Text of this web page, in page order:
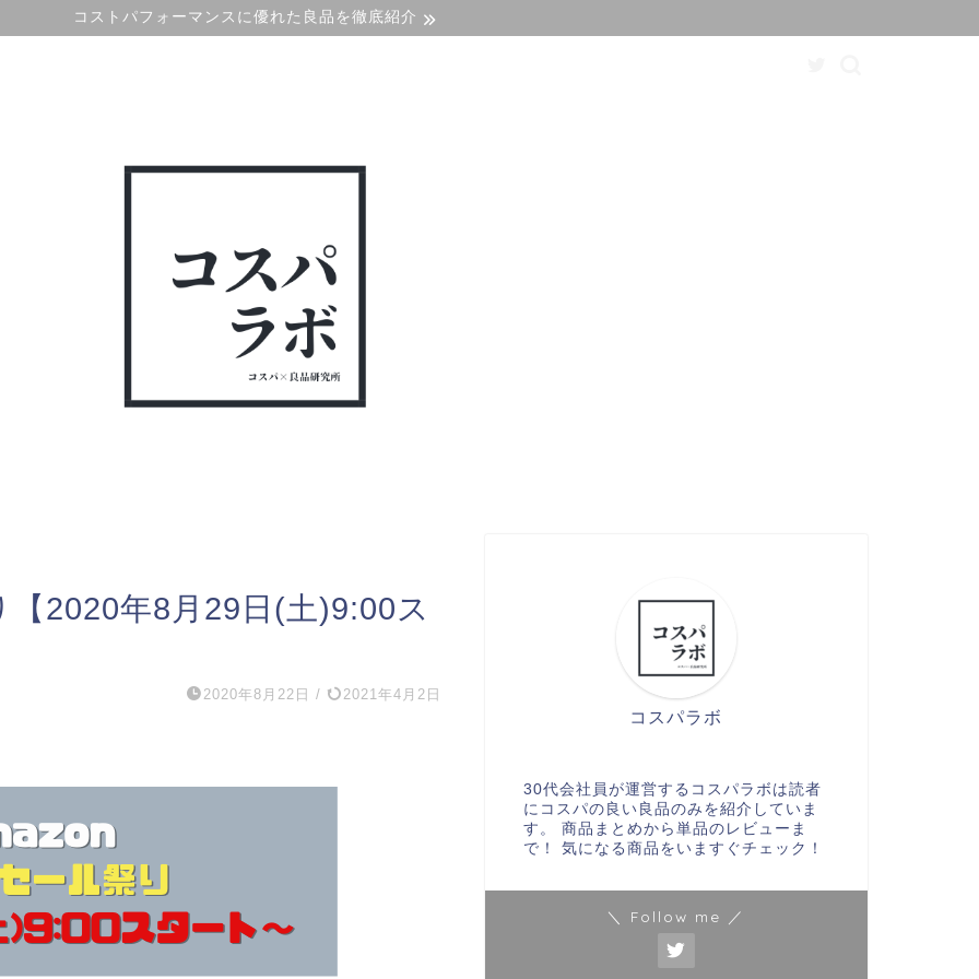
コストパフォーマンスに優れた良品を徹底紹介
2020年8月29日(土)9:00ス
2020年8月22日 / 2021年4月2日
コスパラボ
30代会社員が運営するコスパラボは読者
にコスパの良い良品のみを紹介していま
す。 商品まとめから単品のレビューま
で！ 気になる商品をいますぐチェック！
＼ Follow me ／